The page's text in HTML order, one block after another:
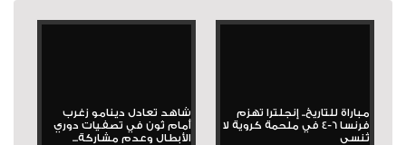
مباراة للتاريخ.. إنجلترا تهزم
فرنسا 6-4 في ملحمة كروية لا
تُنسى
شاهد تعادل دينامو زغرب
أمام ثون في تصفيات دوري
الأبطال وعدم مشاركة...